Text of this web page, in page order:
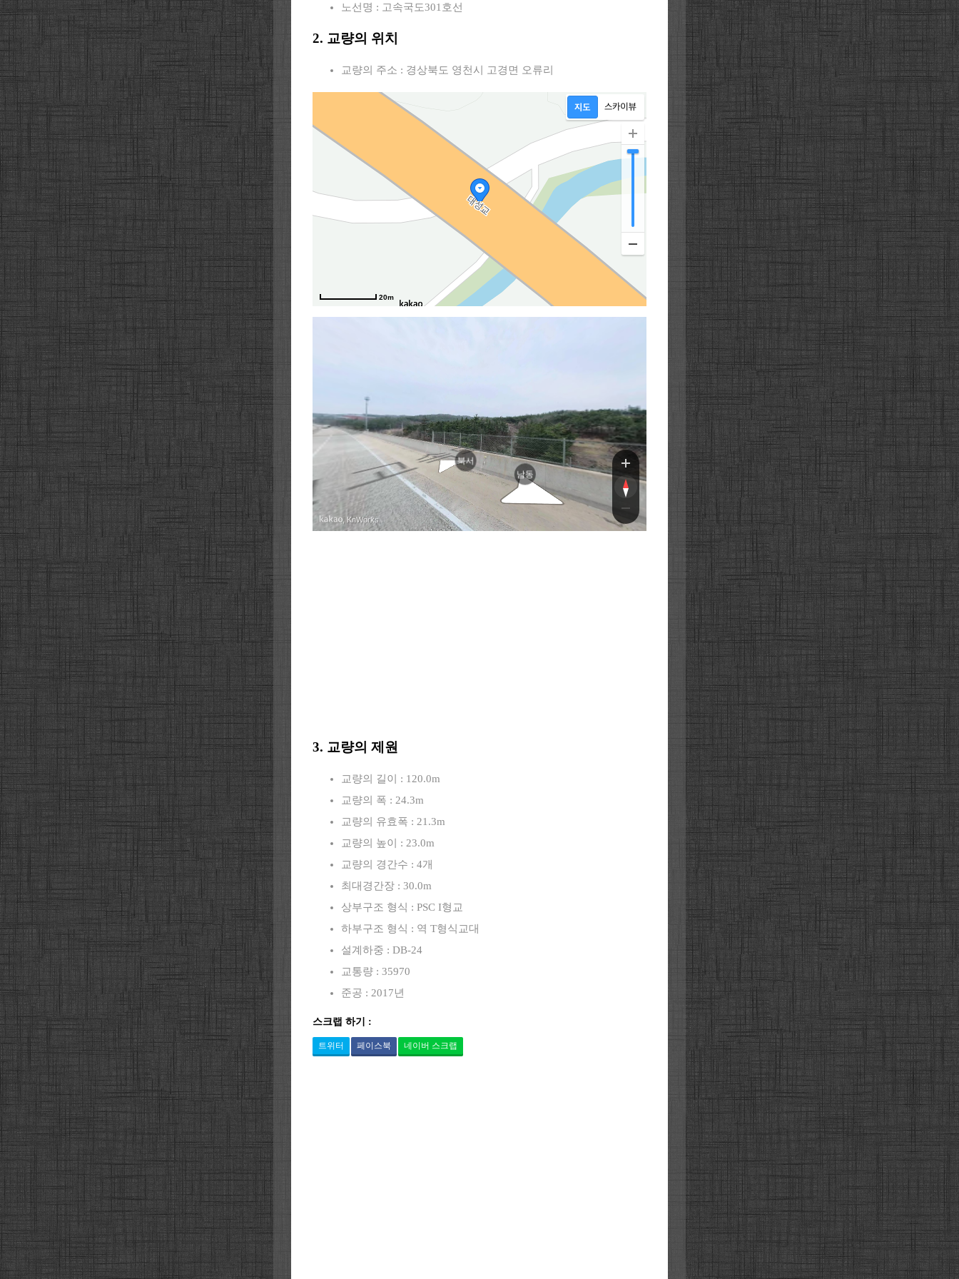
노선명 : 고속국도301호선
2. 교량의 위치
교량의 주소 : 경상북도 영천시 고경면 오류리
20m
상주영천고속도로
상주영천고속도로
북서
남동
, KnWorks
3. 교량의 제원
교량의 길이 : 120.0m
교량의 폭 : 24.3m
교량의 유효폭 : 21.3m
교량의 높이 : 23.0m
교량의 경간수 : 4개
최대경간장 : 30.0m
상부구조 형식 : PSC I형교
하부구조 형식 : 역 T형식교대
설계하중 : DB-24
교통량 : 35970
준공 : 2017년
스크랩 하기 :
트위터 페이스북 네이버 스크랩